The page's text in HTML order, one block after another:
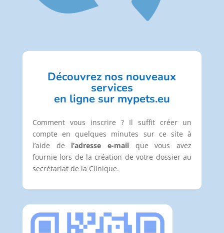
Découvrez nos nouveaux
services
en ligne sur mypets.eu
Comment vous inscrire ? Il suffit créer un
compte en quelques minutes sur ce site à
l’aide de
l’adresse e-mail que vous avez
fournie lors de la création de votre dossier au
secrétariat de la Clinique.